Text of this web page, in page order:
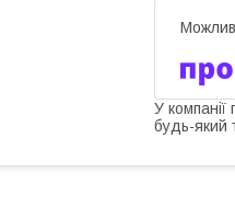
У компанії
будь-який